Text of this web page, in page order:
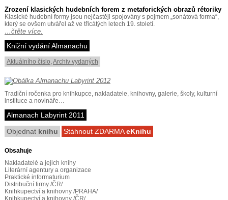
Zrození klasických hudebních forem z metaforických obrazů rétoriky
Klasické hudební formy jsou nejčastěji spojovány s pojmem „sonátová forma“,
který se ovšem utvářel až ve třicátých letech 19. století.
…čtěte více.
Knižní vydání Almanachu
Aktuálního číslo,Archiv vydaných
Tradiční ročenka pro knihkupce, nakladatele, knihovny, galerie, školy, kulturní
instituce a novináře…
Almanach Labyrint 2011
Objednat knihu Stáhnout ZDARMAeKnihu
Obsahuje
Nakladatelé a jejich knihy
Literární agentury a organizace
Praktické informaturium
Distribuční firmy /ČR/
Knihkupectví a knihovny /PRAHA/
Knihkupectví a knihovny /ČR/